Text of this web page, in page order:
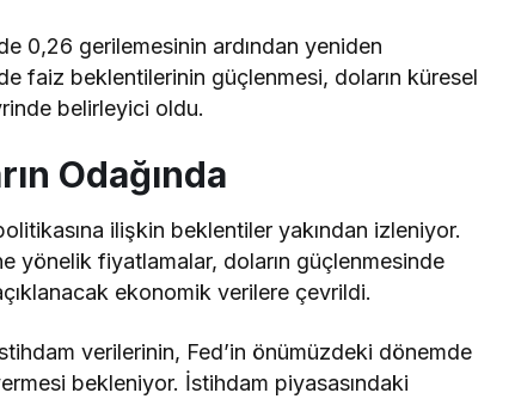
0,26 gerilemesinin ardından yeniden
faiz beklentilerinin güçlenmesi, doların küresel
belirleyici oldu.
Odağında
ilişkin beklentiler yakından izleniyor.
yönelik fiyatlamalar, doların güçlenmesinde
ekonomik verilere çevrildi.
verilerinin, Fed’in önümüzdeki dönemde
bekleniyor. İstihdam piyasasındaki